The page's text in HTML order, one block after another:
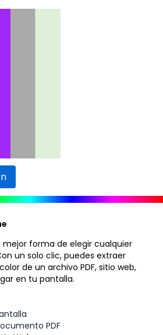
mejor forma de elegir cualquier
un solo clic, puedes extraer
de un archivo PDF, sitio web,
en tu pantalla.
PDF